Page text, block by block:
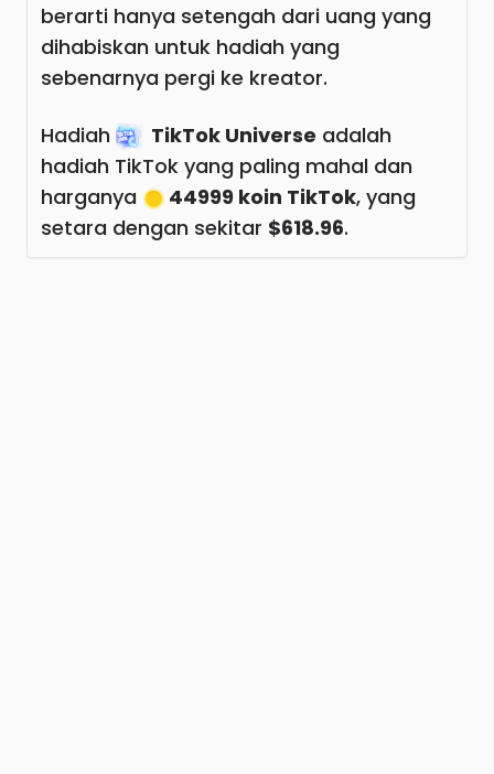
berarti hanya setengah dari uang yang
dihabiskan untuk hadiah yang
sebenarnya pergi ke kreator.
Hadiah TikTok Universe adalah
hadiah TikTok yang paling mahal dan
harganya
44999 koin TikTok, yang
setara dengan sekitar $618.96.